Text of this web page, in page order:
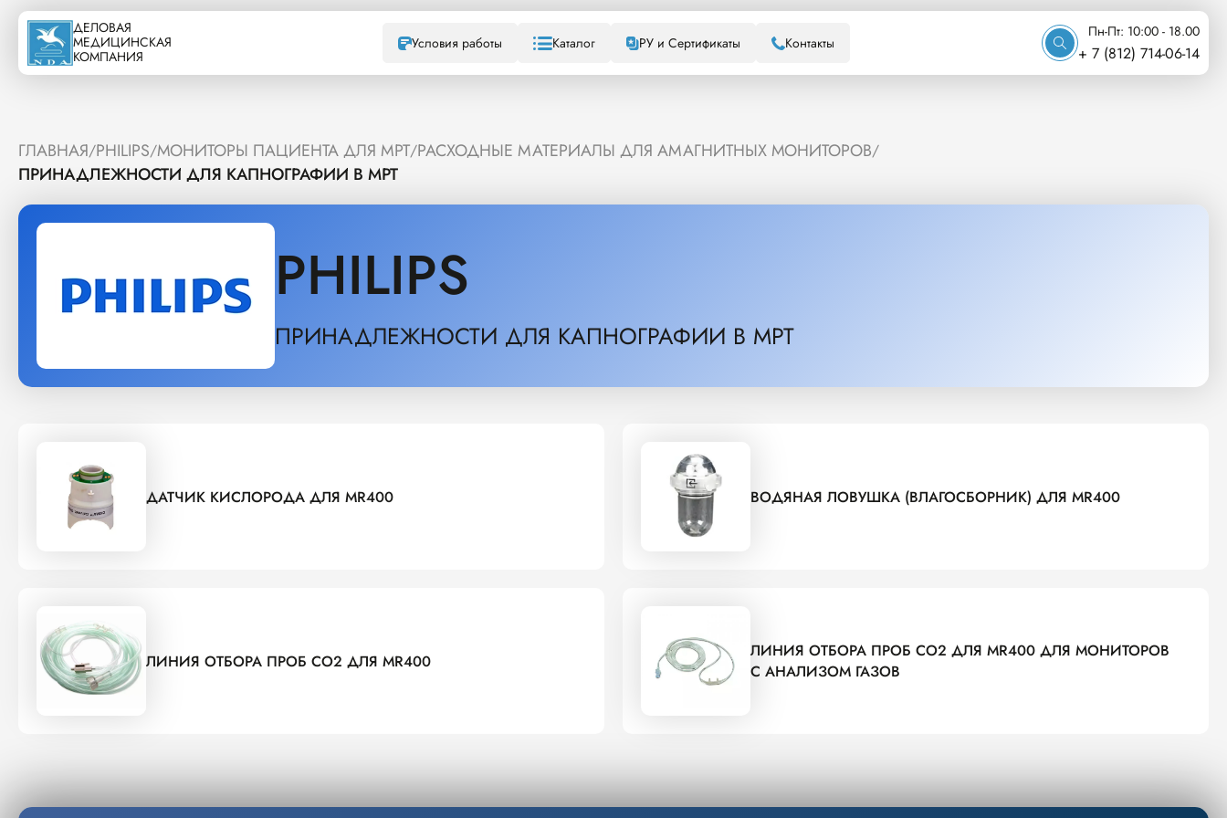
ДЕЛОВАЯ
МЕДИЦИНСКАЯ
КОМПАНИЯ
Условия работы Каталог РУ и Сертификаты Контакты
Пн-Пт: 10:00 - 18.00
+ 7 (812) 714-06-14
ГЛАВНАЯ/PHILIPS/МОНИТОРЫ ПАЦИЕНТА ДЛЯ МРТ/РАСХОДНЫЕ МАТЕРИАЛЫ ДЛЯ АМАГНИТНЫХ МОНИТОРОВ/
ПРИНАДЛЕЖНОСТИ ДЛЯ КАПНОГРАФИИ В МРТ
PHILIPS
ПРИНАДЛЕЖНОСТИ ДЛЯ КАПНОГРАФИИ В МРТ
ДАТЧИК КИСЛОРОДА ДЛЯ MR400 ВОДЯНАЯ ЛОВУШКА (ВЛАГОСБОРНИК) ДЛЯ MR400
ЛИНИЯ ОТБОРА ПРОБ CO2 ДЛЯ MR400
ЛИНИЯ ОТБОРА ПРОБ CO2 ДЛЯ MR400 ДЛЯ МОНИТОРОВ
С АНАЛИЗОМ ГАЗОВ